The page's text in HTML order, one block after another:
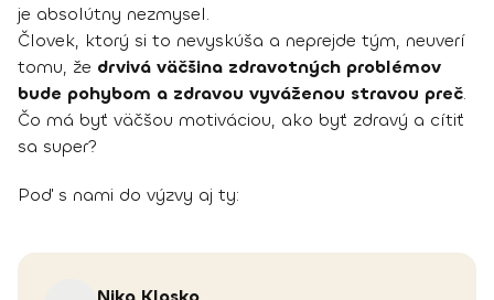
je absolútny nezmysel.
Človek, ktorý si to nevyskúša a neprejde tým, neuverí
tomu, že drvivá väčšina zdravotných problémov
bude pohybom a zdravou vyváženou stravou preč.
Čo má byť väčšou motiváciou, ako byť zdravý a cítiť
sa super?
Poď s nami do výzvy aj ty: